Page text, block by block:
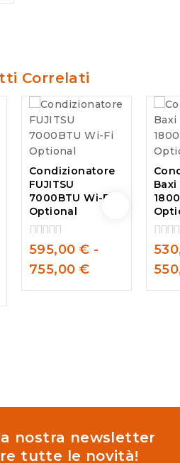
Correlati
Condizionatore
FUJITSU
7000BTU Wi-Fi
Optional
0
out
of
5
595,00 € -
755,00 €
Baxi
0
out
of
5
nostra newsletter
tutte le novità!